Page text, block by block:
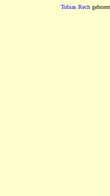
Tobias Rech geboren